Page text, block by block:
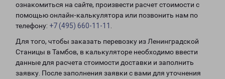
ознакомиться на сайте, произвести расчет стоимости с
помощью онлайн-калькулятора или позвонить нам по
телефону: +7 (495) 660-11-11
Для того, чтобы заказать перевозку из Ленинградской
Станицы в Тамбов, в калькуляторе необходимо ввести
данные для расчета стоимости доставки и заполнить
заявку. После заполнения заявки с вами для уточнения